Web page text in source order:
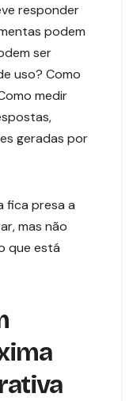
responder
podem
ser
uso? Como
medir
geradas por
fica presa a
mas não
que está